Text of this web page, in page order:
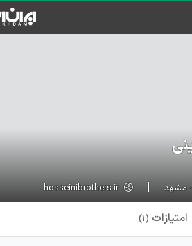
مشهد hosseinibrothers.ir
امتیازات (۱)